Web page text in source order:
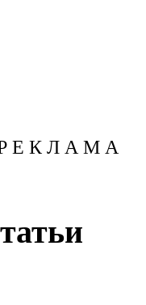
Е К Л А М А